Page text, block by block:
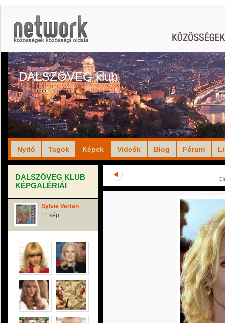
DALSZÖVEG klub
Nyitó Tagok Képek Videók Blog Fórum
DALSZÖVEG KLUB
KÉPGALÉRIÁI
Sylvie Vartan
11 kép